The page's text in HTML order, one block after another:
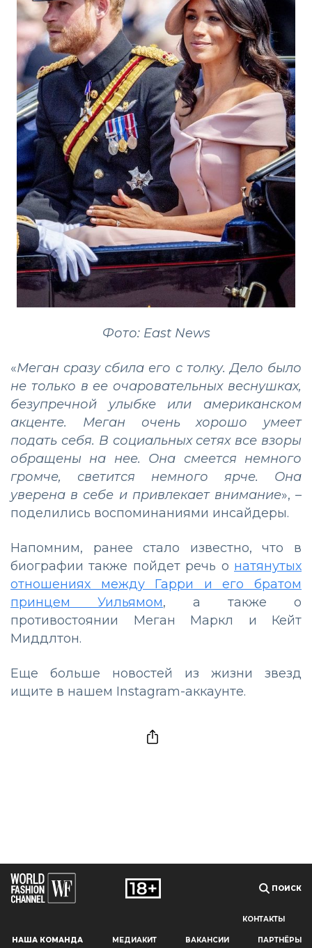
Наш сайт использует файлы cookie и похожие технологии,
Фото: East News
«Меган сразу сбила его с толку. Дело было
не только в ее очаровательных веснушках,
безупречной улыбке или американском
акценте. Меган очень хорошо умеет
подать себя. В социальных сетях все взоры
обращены на нее. Она смеется немного
громче, светится немного ярче. Она
уверена в себе и привлекает внимание», –
поделились воспоминаниями инсайдеры.
Напомним, ранее стало известно, что в
биографии также пойдет речь о натянутых
отношениях между Гарри и его братом
принцем Уильямом, а также о
противостоянии Меган Маркл и Кейт
Миддлтон.
Еще больше новостей из жизни звезд
ищите в нашем Instagram-аккаунте.
ПОИСК
КОНТАКТЫ
НАША КОМАНДА МЕДИАКИТ ВАКАНСИИ ПАРТНЁРЫ